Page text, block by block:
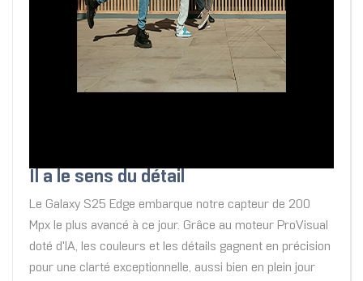
Il a le sens du détail
Le Galaxy S25 Edge embarque notre capteur de 200
Mpx le plus avancé à ce jour. Grâce au moteur ProVisual
doté d'IA, les couleurs et les détails gagnent en précision
pour une clarté exceptionnelle, aussi bien en plein jour